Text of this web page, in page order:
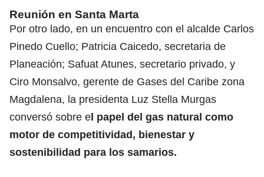
Reunión en Santa Marta
Por otro lado, en un encuentro con el alcalde Carlos
Pinedo Cuello; Patricia Caicedo, secretaria de
Planeación; Safuat Atunes, secretario privado, y
Ciro Monsalvo, gerente de Gases del Caribe zona
Magdalena, la presidenta Luz Stella Murgas
conversó sobre el papel del gas natural como
motor de competitividad, bienestar y
sostenibilidad para los samarios.